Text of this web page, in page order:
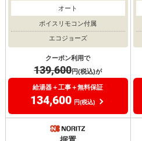
オート
ボイスリモコン付属
エコジョーズ
クーポン利用で
139,600円(税込)が
給湯器＋工事＋無料保証
134,600 円(税込)